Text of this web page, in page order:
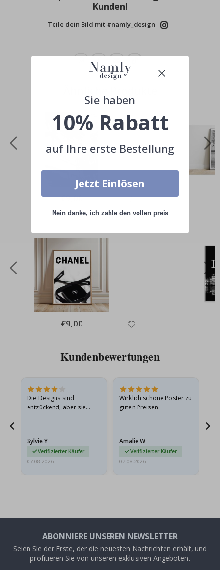
Kunden!
Teile dein Bild mit #namly_design
Special
€9,00
Andere kauften auch
Special
Price
€9,00
Kundenbewertungen
Die Designs sind
entzückend, aber sie
sie…
Sylvie Y
Verifizierter Käufer
07.08.2026
Wirklich schöne Poster zu
guten Preisen.
Amalie W
Verifizierter Käufer
07.08.2026
ABONNIERE UNSEREN NEWSLETTER
Seien Sie der Erste, der die neuesten Nachrichten erhält, und
profitieren Sie von unseren exklusiven Angeboten.
Sie haben
10% Rabatt
auf Ihre erste Bestellung
Jetzt Einlösen
Nein danke, ich zahle den vollen preis